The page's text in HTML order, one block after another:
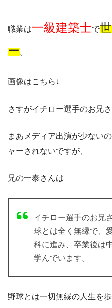
職業は一級建築士で
ー。
画像はこちら↓
さすがイチロー選手のお兄
まあメディア出演が少ない
ャーされないですが、
兄の一泰さんは
イチロー選手のお兄
球とは全く無縁で、
科に進み、卒業後は
学んでいます。
野球とは一切無縁の人生を